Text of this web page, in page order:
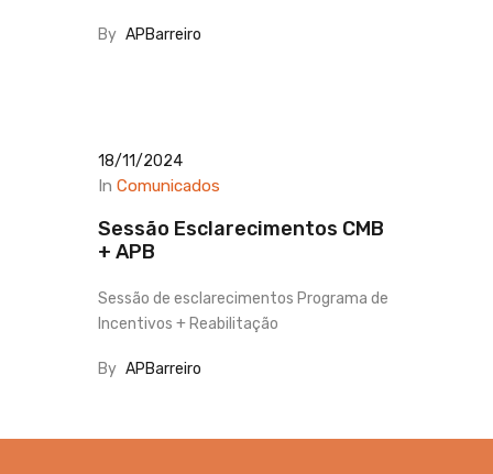
By APBarreiro
18/11/2024
In Comunicados
Sessão Esclarecimentos CMB
+ APB
Sessão de esclarecimentos Programa de
Incentivos + Reabilitação
By APBarreiro